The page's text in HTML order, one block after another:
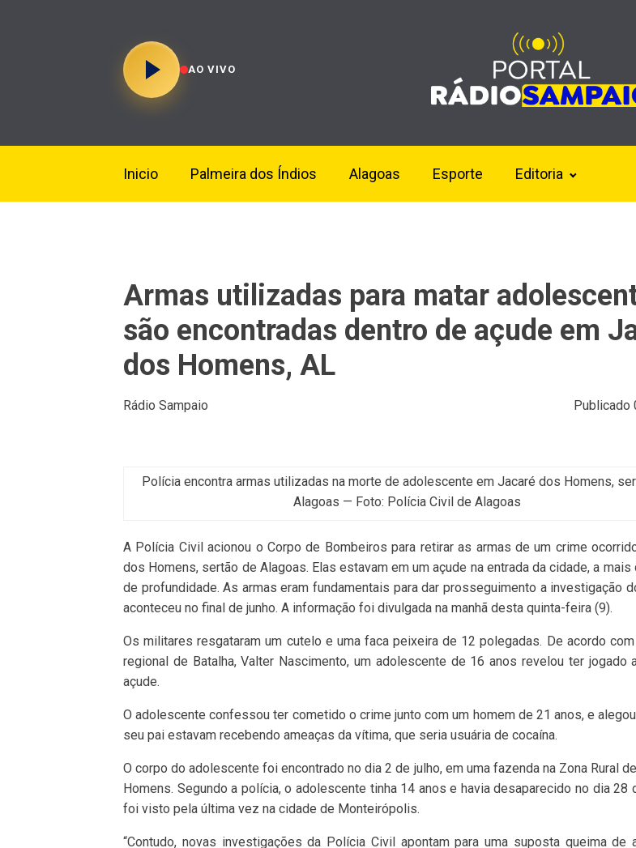
AO VIVO
Inicio Palmeira dos Índios Alagoas Esporte Editoria
Armas utilizadas para matar
são encontradas dentro de açude em
dos Homens, AL
Rádio Sampaio Publicado
Polícia encontra armas utilizadas na morte de adolescente em Jacaré dos Homens,
Alagoas — Foto: Polícia Civil de Alagoas
A Polícia Civil acionou o Corpo de Bombeiros para retirar as armas de um crime
dos Homens, sertão de Alagoas. Elas estavam em um açude na entrada da cidade, a
de profundidade. As armas eram fundamentais para dar prosseguimento a investigação
aconteceu no final de junho. A informação foi divulgada na manhã desta quinta-feira (9).
Os militares resgataram um cutelo e uma faca peixeira de 12 polegadas. De acordo
regional de Batalha, Valter Nascimento, um adolescente de 16 anos revelou ter jogado
açude.
O adolescente confessou ter cometido o crime junto com um homem de 21 anos, e
seu pai estavam recebendo ameaças da vítima, que seria usuária de cocaína.
O corpo do adolescente foi encontrado no dia 2 de julho, em uma fazenda na Zona Rural
Homens. Segundo a polícia, o adolescente tinha 14 anos e havia desaparecido no dia 28
foi visto pela última vez na cidade de Monteirópolis.
“Contudo, novas investigações da Polícia Civil apontam para uma suposta queima de